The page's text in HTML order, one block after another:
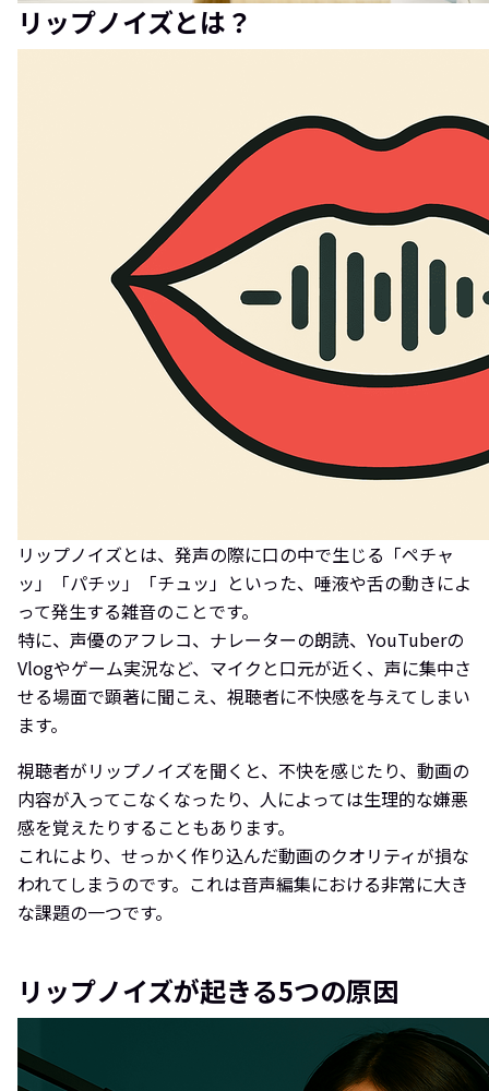
リップノイズとは？
リップノイズとは、発声の際に口の中で生じる「ペチャ
ッ」「パチッ」「チュッ」といった、唾液や舌の動きによ
って発生する雑音のことです。
特に、声優のアフレコ、ナレーターの朗読、YouTuberの
Vlogやゲーム実況など、マイクと口元が近く、声に集中さ
せる場面で顕著に聞こえ、視聴者に不快感を与えてしまい
ます。
視聴者がリップノイズを聞くと、不快を感じたり、動画の
内容が入ってこなくなったり、人によっては生理的な嫌悪
感を覚えたりすることもあります。
これにより、せっかく作り込んだ動画のクオリティが損な
われてしまうのです。これは音声編集における非常に大き
な課題の一つです。
リップノイズが起きる5つの原因